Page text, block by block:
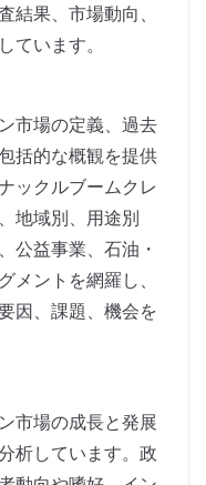
結果、市場動向、
ています。
市場の定義、過去
括的な概観を提供
ックルブームクレ
地域別、用途別
公益事業、石油・
メントを網羅し、
因、課題、機会を
市場の成長と発展
析しています。政